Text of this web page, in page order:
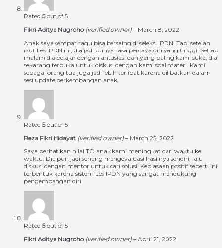
Rated 5out of 5
Fikri Aditya Nugroho (verified owner) – March 8, 2022
Anak saya sempat ragu bisa bersaing di seleksi IPDN. Tapi setelah
ikut Les IPDN ini, dia jadi punya rasa percaya diri yang tinggi. Setiap
malam dia belajar dengan antusias, dan yang paling kami suka, dia
sekarang terbuka untuk diskusi dengan kami soal materi. Kami
sebagai orang tua juga jadi lebih terlibat karena dilibatkan dalam
sesi update perkembangan anak.
Rated 5out of 5
Reza Fikri Hidayat (verified owner) – March 25, 2022
Saya perhatikan nilai TO anak kami meningkat dari waktu ke
waktu. Dia pun jadi senang mengevaluasi hasilnya sendiri, lalu
diskusi dengan mentor untuk cari solusi. Kebiasaan positif seperti ini
terbentuk karena sistem Les IPDN yang sangat mendukung
pengembangan diri.
Rated 5out of 5
Fikri Aditya Nugroho (verified owner) – April 21, 2022